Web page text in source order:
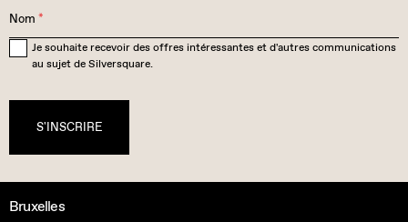
Nom *
Je souhaite recevoir des offres intéressantes et d'autres communications
au sujet de Silversquare.
S'INSCRIRE
Bruxelles